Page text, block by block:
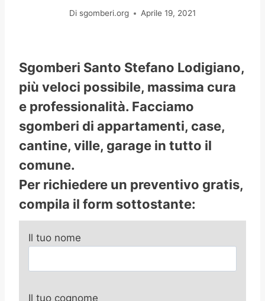
Di sgomberi.org Aprile 19, 2021
Sgomberi Santo Stefano Lodigiano,
più veloci possibile, massima cura
e professionalità. Facciamo
sgomberi di appartamenti, case,
cantine, ville, garage in tutto il
comune.
Per richiedere un preventivo gratis,
compila il form sottostante:
Il tuo nome
Il tuo cognome